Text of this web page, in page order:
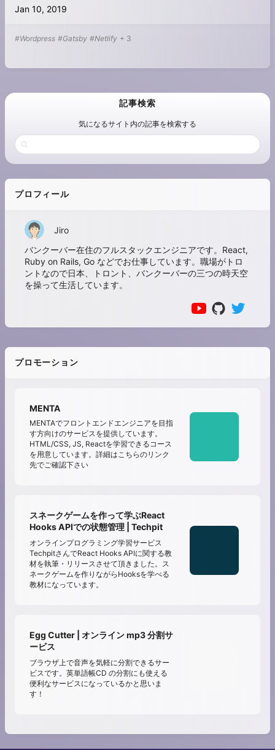
Jan 10, 2019
#Wordpress #Gatsby #Netlify + 3
記事検索
気になるサイト内の記事を検索する
プロフィール
Jiro
バンクーバー在住のフルスタックエンジニアです。React,
Ruby on Rails, Go などでお仕事しています。職場がトロ
ントなので日本、トロント、バンクーバーの三つの時天空
を操って生活しています。
プロモーション
MENTA
MENTAでフロントエンドエンジニアを目指
す方向けのサービスを提供しています。
HTML/CSS, JS, Reactを学習できるコース
を用意しています。詳細はこちらのリンク
先でご確認下さい
スネークゲームを作って学ぶReact
Hooks APIでの状態管理 | Techpit
オンラインプログラミング学習サービス
TechpitさんでReact Hooks APIに関する教
材を執筆・リリースさせて頂きました。ス
ネークゲームを作りながらHooksを学べる
教材になっています。
Egg Cutter | オンライン mp3 分割サ
ービス
ブラウザ上で音声を気軽に分割できるサー
ビスです。英単語帳CD の分割にも使える
便利なサービスになっているかと思いま
す！